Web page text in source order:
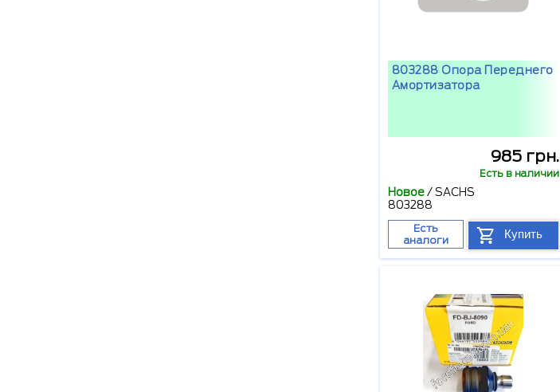
803288 Опора Переднего
Амортизатора
985 грн.
Есть в наличии
Новое/SACHS
803288
Есть
аналоги
Купить